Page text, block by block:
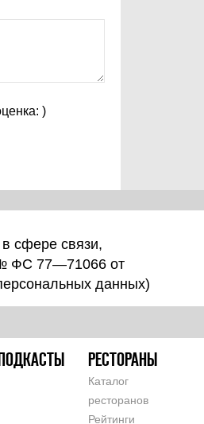
)
сфере связи,
ФС 77—71066 от
данных)
РЕСТОРАНЫ
Каталог
ресторанов
Рейтинги